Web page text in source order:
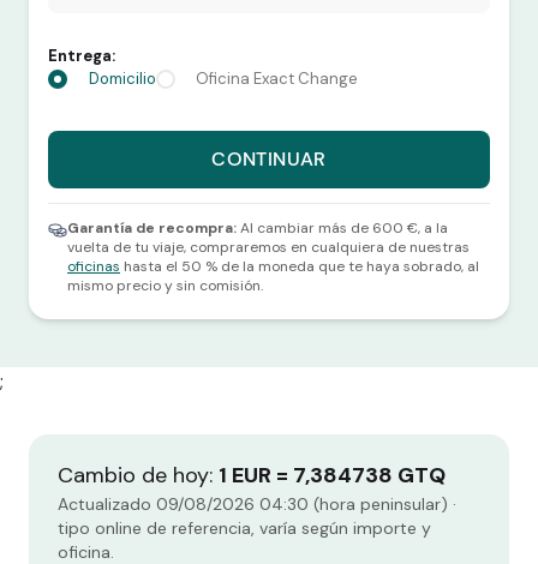
Entrega:
Domicilio
Oficina Exact Change
Recibes 550 GTQ por 74,48 euros.
CONTINUAR
Garantía de recompra:Al cambiar más de 600 €, a la
vuelta de tu viaje, compraremos en cualquiera de nuestras
oficinas hasta el 50 % de la moneda que te haya sobrado, al
mismo precio y sin comisión.
;
Cambio de hoy: 1 EUR = 7,384738 GTQ
Actualizado 09/08/2026 04:30 (hora peninsular) ·
tipo online de referencia, varía según importe y
oficina.